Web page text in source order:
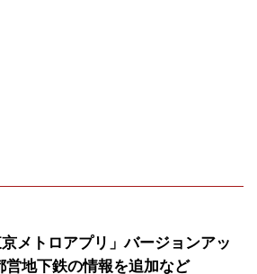
京メトロアプリ」バージョンアッ
営地下鉄の情報を追加など